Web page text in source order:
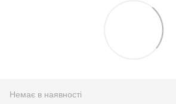
Немає в наявності